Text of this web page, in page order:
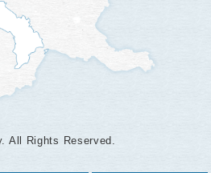
All Rights Reserved.